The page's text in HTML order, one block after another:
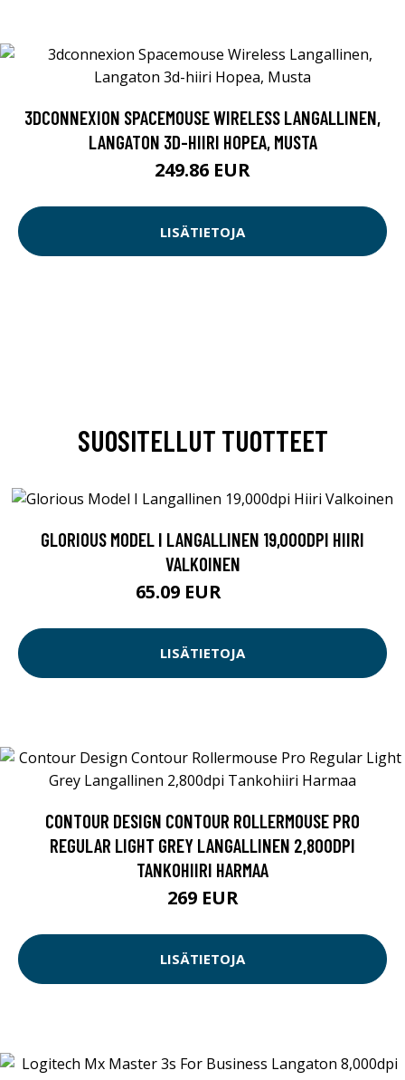
3DCONNEXION SPACEMOUSE WIRELESS LANGALLINEN,
LANGATON 3D-HIIRI HOPEA, MUSTA
249.86 EUR
LISÄTIETOJA
SUOSITELLUT TUOTTEET
GLORIOUS MODEL I LANGALLINEN 19,000DPI HIIRI
VALKOINEN
65.09 EUR
LISÄTIETOJA
CONTOUR DESIGN CONTOUR ROLLERMOUSE PRO
REGULAR LIGHT GREY LANGALLINEN 2,800DPI
TANKOHIIRI HARMAA
269 EUR
LISÄTIETOJA